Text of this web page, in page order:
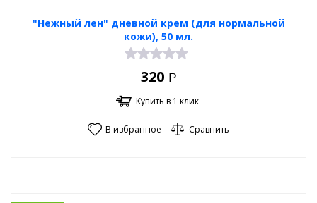
"Нежный лен" дневной крем (для нормальной
кожи), 50 мл.
320 Р
Купить в 1 клик
В избранное Сравнить